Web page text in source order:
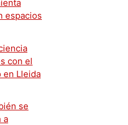
espacios
con el
en Lleida
se
a